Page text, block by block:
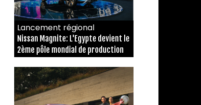
Lancement régional
Nissan Magnite: L'Egypte devient le
2ème pôle mondial de production